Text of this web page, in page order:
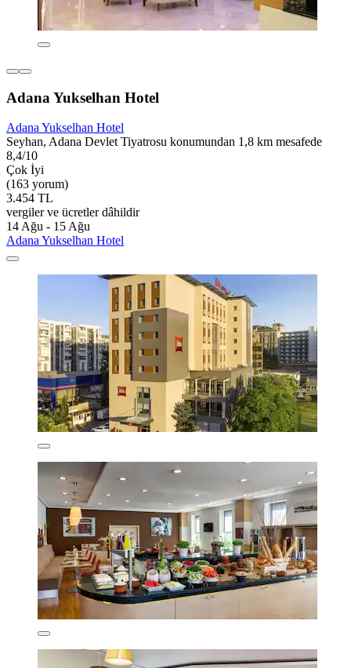
Adana Yukselhan Hotel
Adana Yukselhan Hotel
Seyhan, Adana Devlet Tiyatrosu konumundan 1,8 km mesafede
8,4/10
Çok İyi
(163 yorum)
3.454 TL
vergiler ve ücretler dâhildir
14 Ağu - 15 Ağu
Adana Yukselhan Hotel